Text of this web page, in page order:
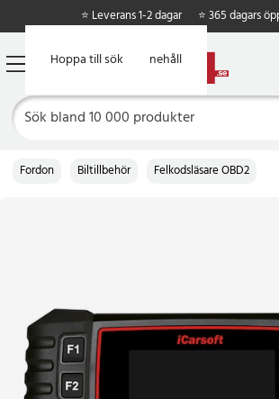
Hoppa till huvudinnehåll
Hoppa till sök
⭐ Leverans 1-2 dagar ⭐ 365 dagars
Fordon Biltillbehör Felkodsläsare OBD2